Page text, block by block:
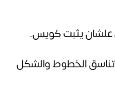
علشان يثبت كويس.
الخطوط والشكل